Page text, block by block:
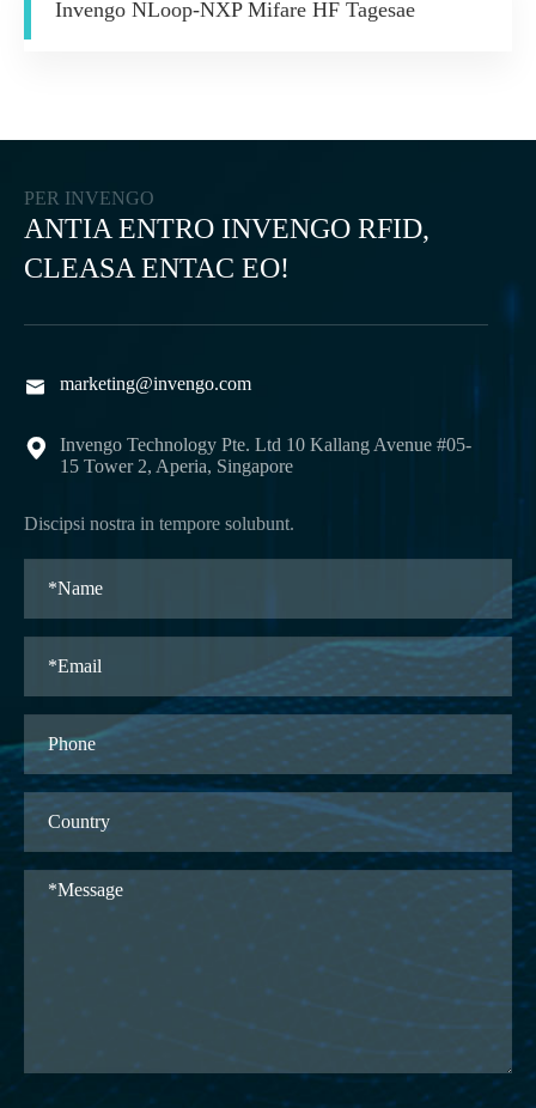
Invengo NLoop-NXP Mifare HF Tagesae
PER INVENGO
ANTIA ENTRO INVENGO RFID,
CLEASA ENTAC EO!
 marketing@invengo.com

Invengo Technology Pte. Ltd 10 Kallang Avenue #05-
15 Tower 2, Aperia, Singapore
Discipsi nostra in tempore solubunt.